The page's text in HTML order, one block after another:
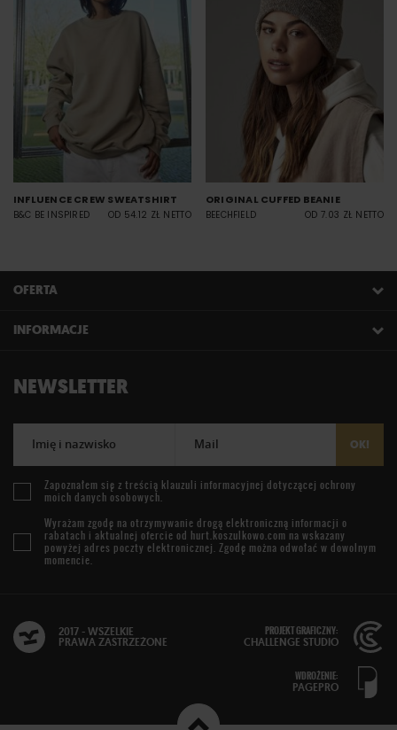
INFLUENCE CREW SWEATSHIRT
B&C BE INSPIRED OD 54.12 ZŁ NETTO
ORIGINAL CUFFED BEANIE
BEECHFIELD OD 7.03 ZŁ NETTO
OFERTA
INFORMACJE
NEWSLETTER
Imię i nazwisko Mail OK!
Zapoznałem się z treścią klauzuli informacyjnej dotyczącej ochrony
moich danych osobowych.
Wyrażam zgodę na otrzymywanie drogą elektroniczną informacji o
rabatach i aktualnej ofercie od hurt.koszulkowo.com na wskazany
powyżej adres poczty elektronicznej. Zgodę można odwołać w dowolnym
momencie.
2017 - WSZELKIE
PRAWA ZASTRZEŻONE
PROJEKT GRAFICZNY:
CHALLENGE STUDIO
WDROŻENIE:
PAGEPRO